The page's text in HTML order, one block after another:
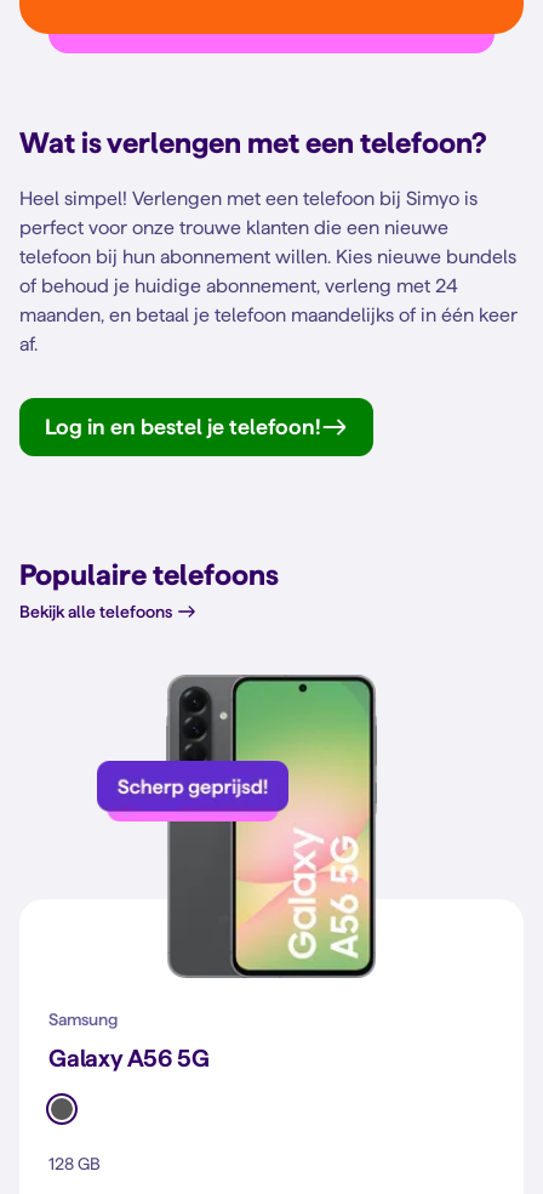
Wat is verlengen met een telefoon?
Heel simpel! Verlengen met een telefoon bij Simyo is
perfect voor onze trouwe klanten die een nieuwe
telefoon bij hun abonnement willen. Kies nieuwe bundels
of behoud je huidige abonnement, verleng met 24
maanden, en betaal je telefoon maandelijks of in één keer
af.
Log in en bestel je telefoon!
Populaire telefoons
Bekijk alle telefoons
Samsung
Galaxy A56 5G
128 GB